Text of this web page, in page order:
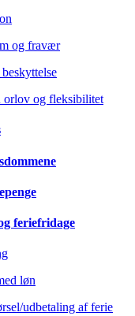
og fravær
orlov og fleksibilitet
feriefridage
løn
udbetaling af ferie